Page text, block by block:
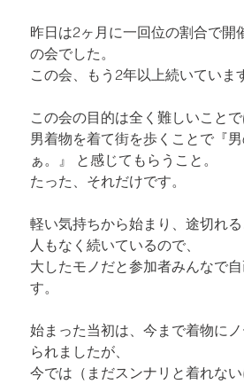
昨日は2ヶ月に一回位の割合で開
の会でした。
この会、もう2年以上続いていま
この会の目的は全く難しいことで
男着物を着て街を歩くことで『
ぁ。』 と感じてもらうこと。
たった、それだけです。
軽い気持ちから始まり、途切れ
人もなく続いているので、
大したモノだと参加者みんなで
す。
始まった当初は、今まで着物に
られましたが、
今では（まだスンナリと着れな